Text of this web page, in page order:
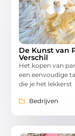
De Kunst van
Verschil
Het kopen van
een eenvoudige
die je het lekkerst
Bedrijven